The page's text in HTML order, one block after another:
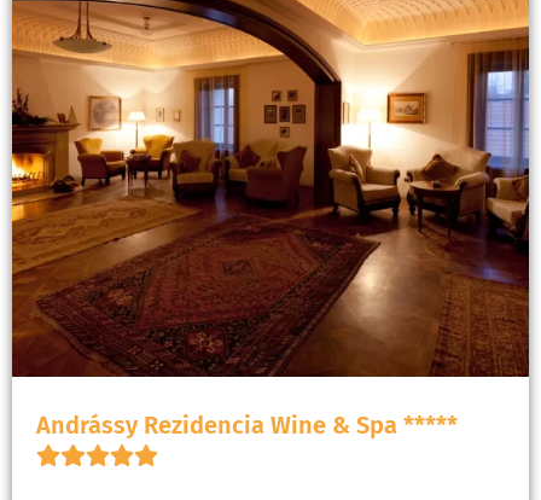
Andrássy Rezidencia Wine & Spa *****